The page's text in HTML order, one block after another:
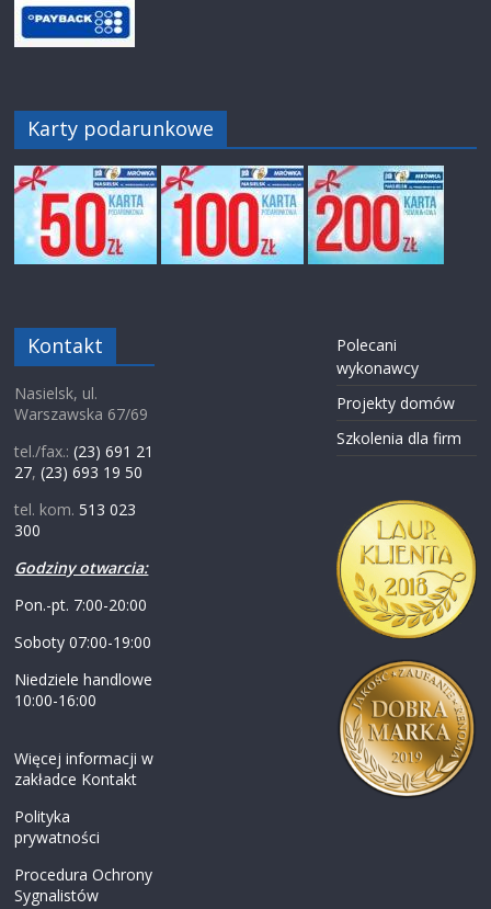
Karty podarunkowe
Kontakt
Nasielsk, ul.
Warszawska 67/69
tel./fax.:(23) 691 21
27,(23) 693 19 50
tel. kom.513 023
300
Godziny otwarcia:
Pon.-pt. 7:00-20:00
Soboty 07:00-19:00
Niedziele handlowe
10:00-16:00
Więcej informacji w
zakładce Kontakt
Polityka
prywatności
Procedura Ochrony
Sygnalistów
Polecani
wykonawcy
Projekty domów
Szkolenia dla firm